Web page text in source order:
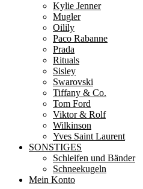
Kylie Jenner
Mugler
Oilily
Paco Rabanne
Prada
Rituals
Sisley
Swarovski
Tiffany & Co.
Tom Ford
Viktor & Rolf
Wilkinson
Yves Saint Laurent
SONSTIGES
Schleifen und Bänder
Schneekugeln
Mein Konto